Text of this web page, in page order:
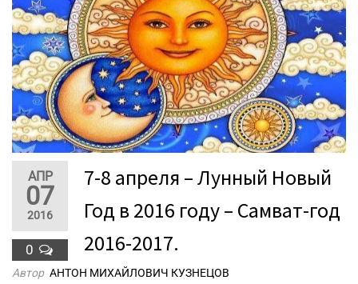
АПР
07
2016
0
7-8 апреля – Лунный Новый
Год в 2016 году – Самват-год
2016-2017.
Автор АНТОН МИХАЙЛОВИЧ КУЗНЕЦОВ